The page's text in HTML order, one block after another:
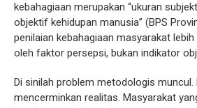
kebahagiaan merupakan “ukuran
objektif kehidupan manusia” (BPS
penilaian kebahagiaan masyarakat
oleh faktor persepsi, bukan indikator
Di sinilah problem metodologis
mencerminkan realitas. Masyarakat